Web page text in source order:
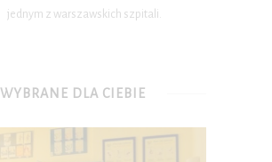
jednym z warszawskich szpitali.
WYBRANE DLA CIEBIE